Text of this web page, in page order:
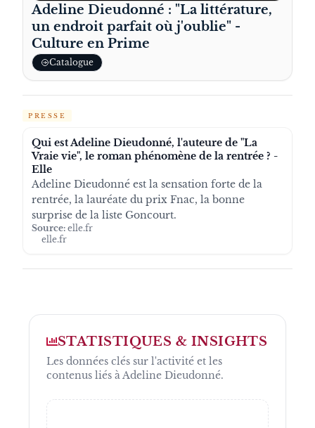
Adeline Dieudonné : "La littérature,
un endroit parfait où j'oublie" -
Culture en Prime
Catalogue
PRESSE
Qui est Adeline Dieudonné, l'auteure de "La
Vraie vie", le roman phénomène de la rentrée ? -
Elle
Adeline Dieudonné est la sensation forte de la
rentrée, la lauréate du prix Fnac, la bonne
surprise de la liste Goncourt.
Source: elle.fr
elle.fr
STATISTIQUES & INSIGHTS
Les données clés sur l'activité et les
contenus liés àAdeline Dieudonné.